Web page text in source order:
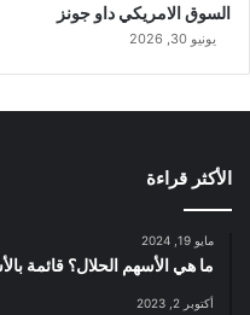
السوق الامريكي داو جونز
يونيو 30, 2026
الأكثر قراءة
مايو 19, 2024
ما هي الأسهم الحلال؟ قائمة
أكتوبر 2, 2023